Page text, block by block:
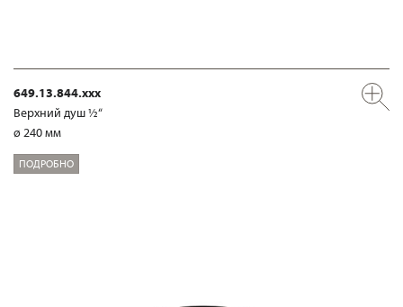
649.13.844.xxx
Верхний душ ½“
ø 240 мм
ПОДРОБНО